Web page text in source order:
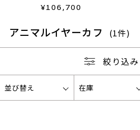
ア/ダイヤモンドイヤーカ
¥106,700
アニマルイヤーカフ (1件)
絞り込み
並び替え 在庫